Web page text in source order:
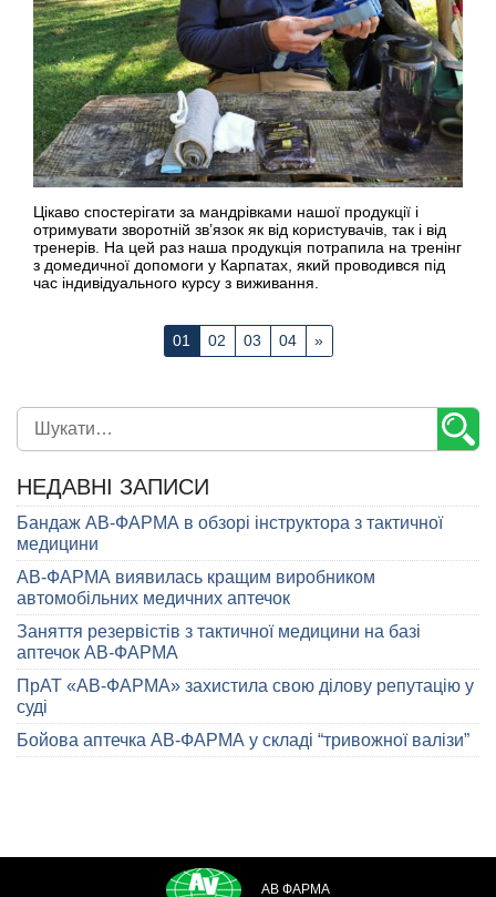
НЕДАВНІ ЗАПИСИ
Бандаж АВ-ФАРМА в обзорі інструктора з тактичної
медицини
АВ-ФАРМА виявилась кращим виробником
автомобільних медичних аптечок
Заняття резервістів з тактичної медицини на базі
аптечок АВ-ФАРМА
ПрАТ «АВ-ФАРМА» захистила свою ділову репутацію у
суді
Бойова аптечка АВ-ФАРМА у складі “тривожної валізи”
Цікаво спостерігати за мандрівками нашої продукції і
отримувати зворотній зв’язок як від користувачів, так і від
тренерів. На цей раз наша продукція потрапила на тренінг
з домедичної допомоги у Карпатах, який проводився під
час індивідуального курсу з виживання.
01 02 03 04 »
АВ ФАРМА